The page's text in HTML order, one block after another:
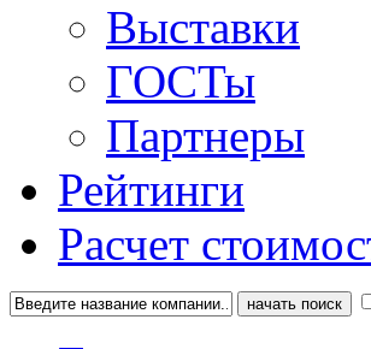
Выставки
ГОСТы
Партнеры
Рейтинги
Расчет